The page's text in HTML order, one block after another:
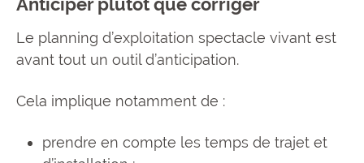
Le planning d’exploitation spectacle vivant est
avant tout un outil d’anticipation.
Cela implique notamment de :
prendre en compte les temps de trajet et